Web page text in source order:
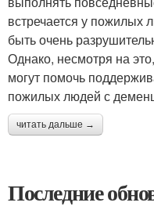
встречается у пожилых
быть очень
Однако, несмотря на
могут помочь
пожилых людей с
читать дальше →
Последние